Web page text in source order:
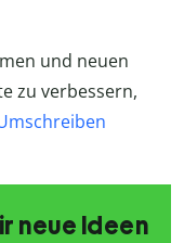
und neuen
zu verbessern,
neue Ideen